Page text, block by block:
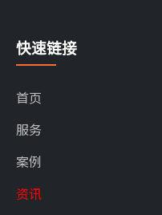
快速链接
首页
服务
案例
资讯